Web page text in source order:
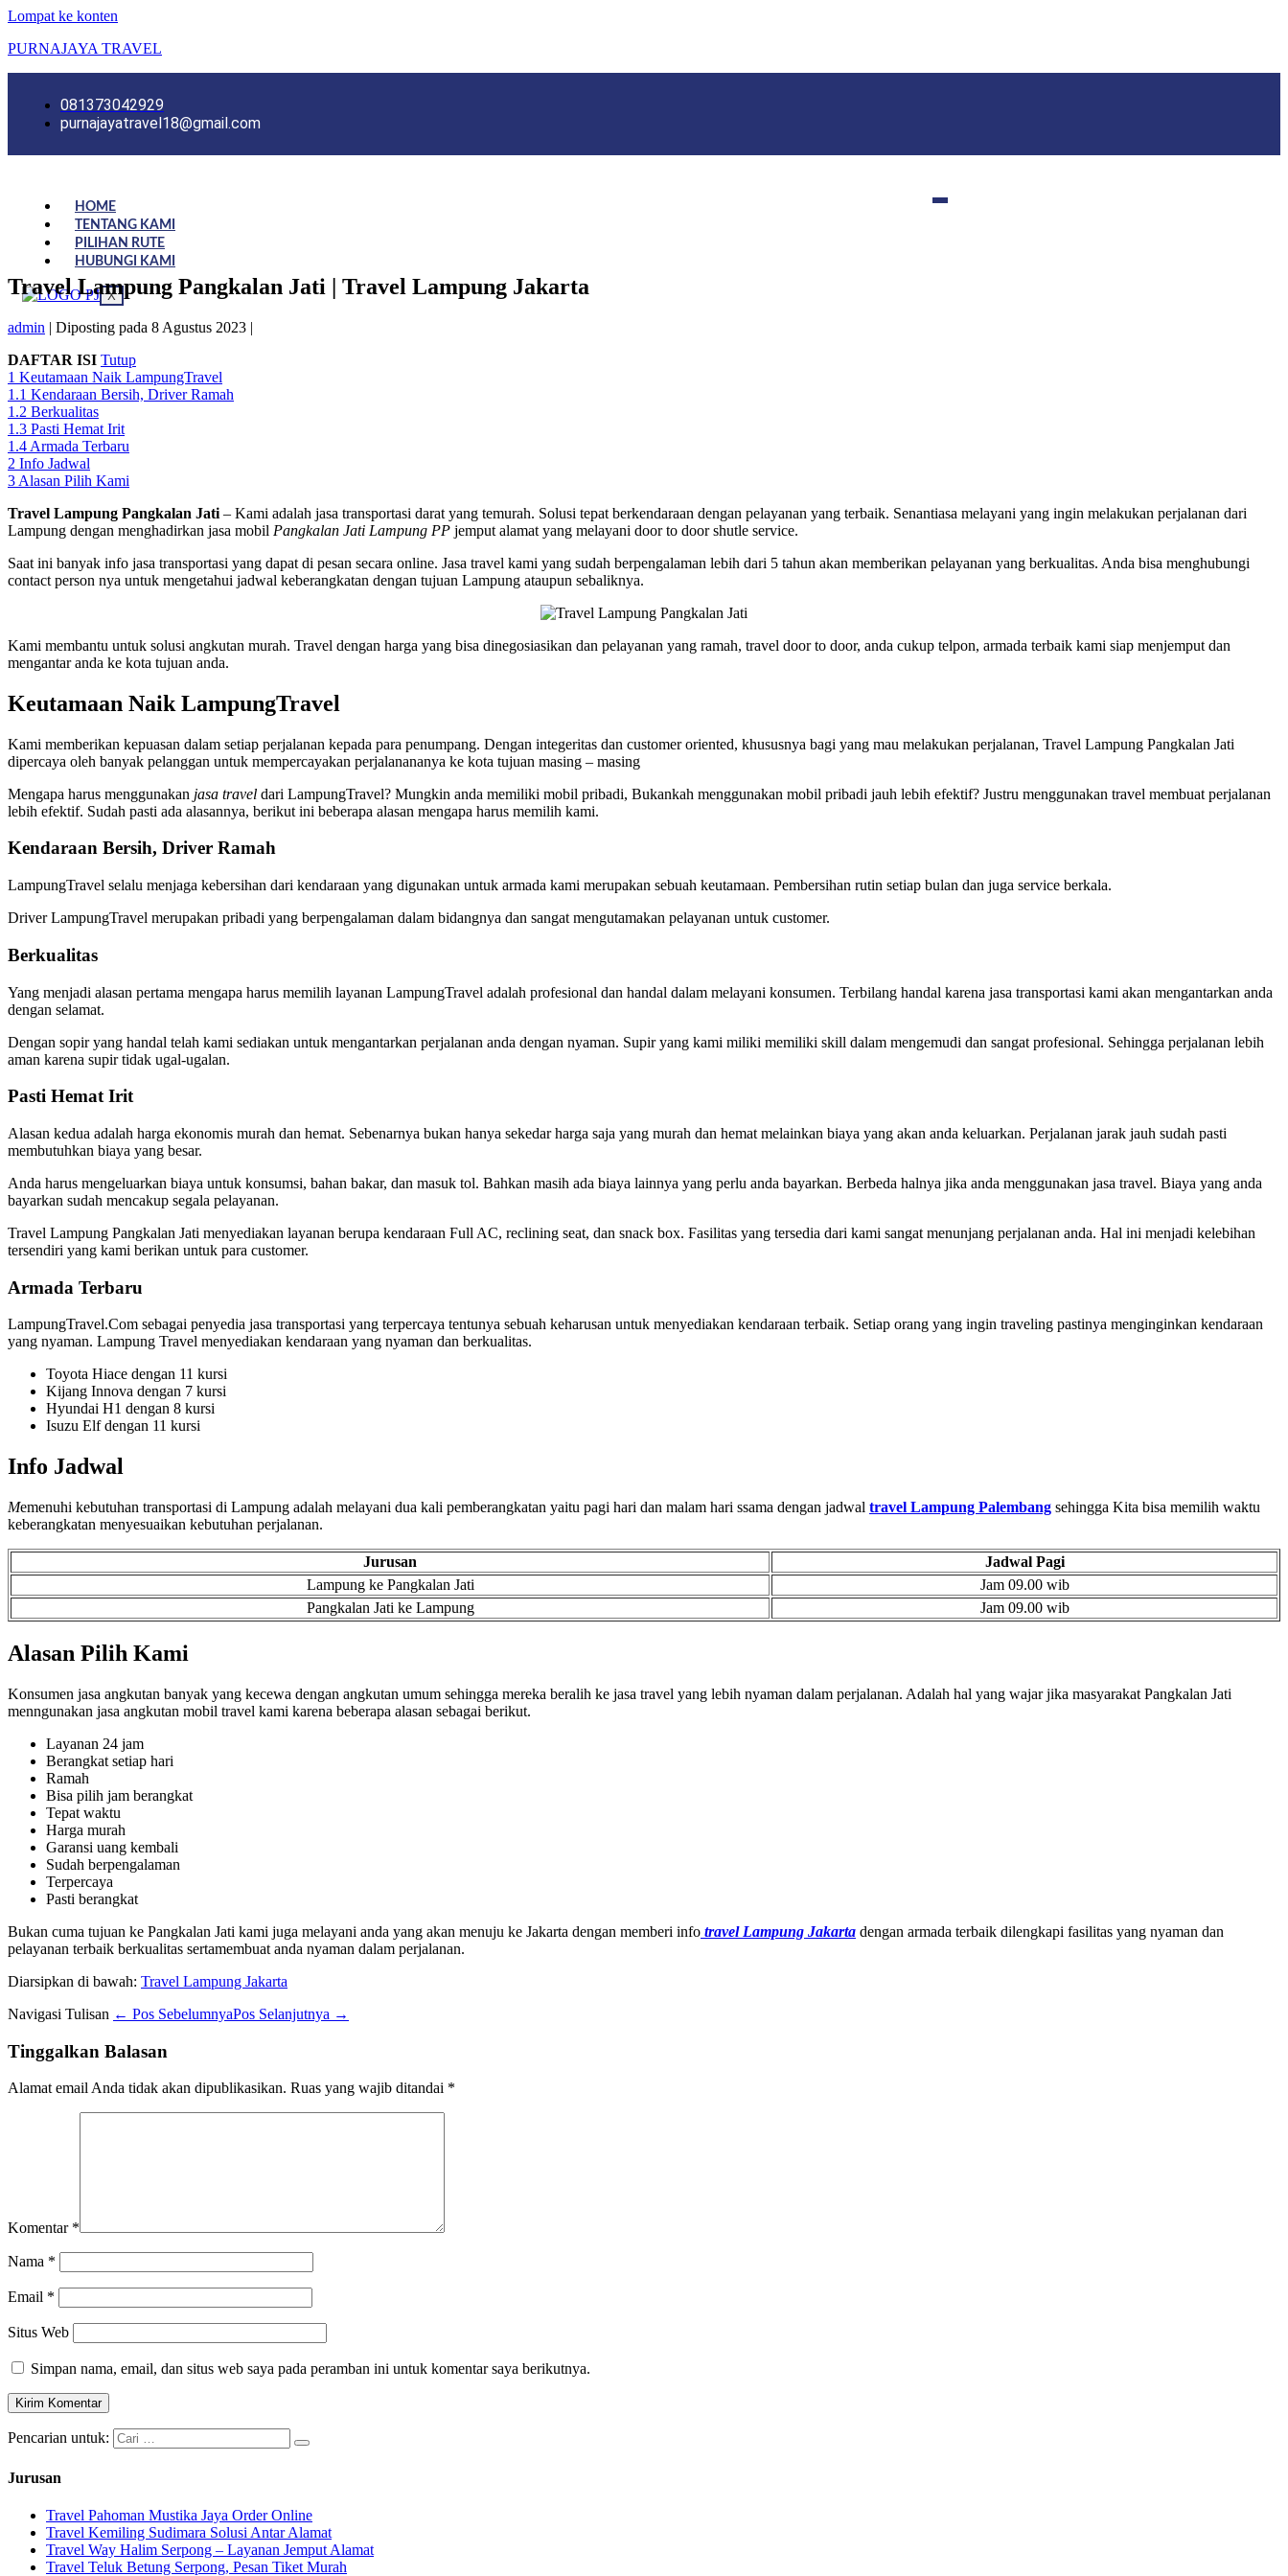
Lompat ke konten
PURNAJAYA TRAVEL
081373042929
purnajayatravel18@gmail.com
HOME
TENTANG KAMI
PILIHAN RUTE
HUBUNGI KAMI
X
Travel Lampung Pangkalan Jati | Travel Lampung Jakarta
admin | Diposting pada 8 Agustus 2023 |
DAFTAR ISI Tutup
1 Keutamaan Naik LampungTravel
1.1 Kendaraan Bersih, Driver Ramah
1.2 Berkualitas
1.3 Pasti Hemat Irit
1.4 Armada Terbaru
2 Info Jadwal
3 Alasan Pilih Kami
Travel Lampung Pangkalan Jati – Kami adalah jasa transportasi darat yang temurah. Solusi tepat berkendaraan dengan pelayanan yang terbaik. Senantiasa melayani yang ingin melakukan perjalanan dari
Lampung dengan menghadirkan jasa mobil Pangkalan Jati Lampung PP jemput alamat yang melayani door to door shutle service.
Saat ini banyak info jasa transportasi yang dapat di pesan secara online. Jasa travel kami yang sudah berpengalaman lebih dari 5 tahun akan memberikan pelayanan yang berkualitas. Anda bisa menghubungi
contact person nya untuk mengetahui jadwal keberangkatan dengan tujuan Lampung ataupun sebaliknya.
Kami membantu untuk solusi angkutan murah. Travel dengan harga yang bisa dinegosiasikan dan pelayanan yang ramah, travel door to door, anda cukup telpon, armada terbaik kami siap menjemput dan
mengantar anda ke kota tujuan anda.
Keutamaan Naik LampungTravel
Kami memberikan kepuasan dalam setiap perjalanan kepada para penumpang. Dengan integeritas dan customer oriented, khususnya bagi yang mau melakukan perjalanan, Travel Lampung Pangkalan Jati
dipercaya oleh banyak pelanggan untuk mempercayakan perjalanananya ke kota tujuan masing – masing
Mengapa harus menggunakan jasa travel dari LampungTravel? Mungkin anda memiliki mobil pribadi, Bukankah menggunakan mobil pribadi jauh lebih efektif? Justru menggunakan travel membuat perjalanan
lebih efektif. Sudah pasti ada alasannya, berikut ini beberapa alasan mengapa harus memilih kami.
Kendaraan Bersih, Driver Ramah
LampungTravel selalu menjaga kebersihan dari kendaraan yang digunakan untuk armada kami merupakan sebuah keutamaan. Pembersihan rutin setiap bulan dan juga service berkala.
Driver LampungTravel merupakan pribadi yang berpengalaman dalam bidangnya dan sangat mengutamakan pelayanan untuk customer.
Berkualitas
Yang menjadi alasan pertama mengapa harus memilih layanan LampungTravel adalah profesional dan handal dalam melayani konsumen. Terbilang handal karena jasa transportasi kami akan mengantarkan anda
dengan selamat.
Dengan sopir yang handal telah kami sediakan untuk mengantarkan perjalanan anda dengan nyaman. Supir yang kami miliki memiliki skill dalam mengemudi dan sangat profesional. Sehingga perjalanan lebih
aman karena supir tidak ugal-ugalan.
Pasti Hemat Irit
Alasan kedua adalah harga ekonomis murah dan hemat. Sebenarnya bukan hanya sekedar harga saja yang murah dan hemat melainkan biaya yang akan anda keluarkan. Perjalanan jarak jauh sudah pasti
membutuhkan biaya yang besar.
Anda harus mengeluarkan biaya untuk konsumsi, bahan bakar, dan masuk tol. Bahkan masih ada biaya lainnya yang perlu anda bayarkan. Berbeda halnya jika anda menggunakan jasa travel. Biaya yang anda
bayarkan sudah mencakup segala pelayanan.
Travel Lampung Pangkalan Jati menyediakan layanan berupa kendaraan Full AC, reclining seat, dan snack box. Fasilitas yang tersedia dari kami sangat menunjang perjalanan anda. Hal ini menjadi kelebihan
tersendiri yang kami berikan untuk para customer.
Armada Terbaru
LampungTravel.Com sebagai penyedia jasa transportasi yang terpercaya tentunya sebuah keharusan untuk menyediakan kendaraan terbaik. Setiap orang yang ingin traveling pastinya menginginkan kendaraan
yang nyaman. Lampung Travel menyediakan kendaraan yang nyaman dan berkualitas.
Toyota Hiace dengan 11 kursi
Kijang Innova dengan 7 kursi
Hyundai H1 dengan 8 kursi
Isuzu Elf dengan 11 kursi
Info Jadwal
Memenuhi kebutuhan transportasi di Lampung adalah melayani dua kali pemberangkatan yaitu pagi hari dan malam hari ssama dengan jadwal travel Lampung Palembang sehingga Kita bisa memilih waktu
keberangkatan menyesuaikan kebutuhan perjalanan.
Jurusan
Jadwal Pagi
Lampung ke Pangkalan Jati
Jam 09.00 wib
Pangkalan Jati ke Lampung
Jam 09.00 wib
Alasan Pilih Kami
Konsumen jasa angkutan banyak yang kecewa dengan angkutan umum sehingga mereka beralih ke jasa travel yang lebih nyaman dalam perjalanan. Adalah hal yang wajar jika masyarakat Pangkalan Jati
menngunakan jasa angkutan mobil travel kami karena beberapa alasan sebagai berikut.
Layanan 24 jam
Berangkat setiap hari
Ramah
Bisa pilih jam berangkat
Tepat waktu
Harga murah
Garansi uang kembali
Sudah berpengalaman
Terpercaya
Pasti berangkat
Bukan cuma tujuan ke Pangkalan Jati kami juga melayani anda yang akan menuju ke Jakarta dengan memberi info travel Lampung Jakarta dengan armada terbaik dilengkapi fasilitas yang nyaman dan
pelayanan terbaik berkualitas sertamembuat anda nyaman dalam perjalanan.
Diarsipkan di bawah: Travel Lampung Jakarta
Navigasi Tulisan ← Pos SebelumnyaPos Selanjutnya →
Tinggalkan Balasan
Alamat email Anda tidak akan dipublikasikan. Ruas yang wajib ditandai *
Komentar *
Nama *
Email *
Situs Web
Simpan nama, email, dan situs web saya pada peramban ini untuk komentar saya berikutnya.
Pencarian untuk:
Jurusan
Travel Pahoman Mustika Jaya Order Online
Travel Kemiling Sudimara Solusi Antar Alamat
Travel Way Halim Serpong – Layanan Jemput Alamat
Travel Teluk Betung Serpong, Pesan Tiket Murah